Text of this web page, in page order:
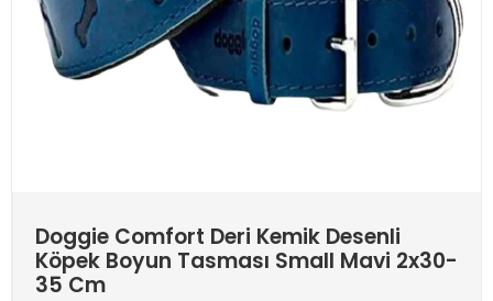
Doggie Comfort Deri Kemik Desenli
Köpek Boyun Tasması Small Mavi 2x30-
35 Cm